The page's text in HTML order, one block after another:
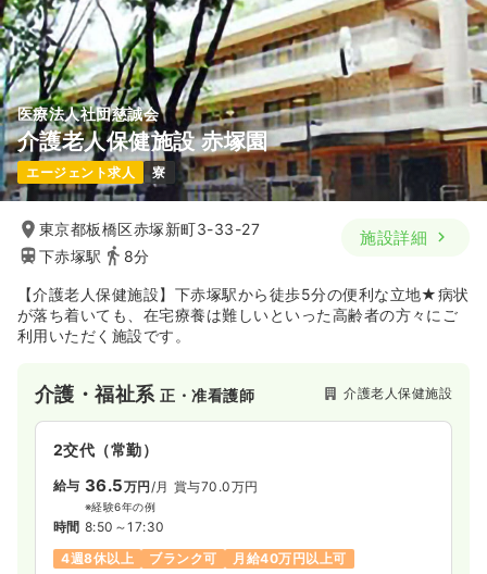
日曜休み
4週8休以上 担当業務未経験可
ブランク可
第二新卒可
月給25万円以上可
気になる 詳細を見る
内視鏡正看護師 一般病院
日勤のみ（常勤）
給与 24.4万円/月 賞与3.7ヶ月
※経験3年の例
日祝休み
4週8休以上 担当業務未経験可
ブランク可
第二新卒可
月給25万円以上可
ICU系 正看護師
2交代（常勤）
※経験3年の例
医療法人社団慈誠会
介護老人保健施設 赤塚園
エージェント求人 寮
東京都板橋区赤塚新町3-33-27
下赤塚駅
8分
施設詳細
【介護老人保健施設】下赤塚駅から徒歩5分の便利な立地★病状
が落ち着いても、在宅療養は難しいといった高齢者の方々にご
利用いただく施設です。
介護・福祉系正・准看護師 介護老人保健施設
2交代（常勤）
給与 36.5万円 /月 賞与70.0万円
※経験6年の例
時間 8:50～17:30
4週8休以上
ブランク可 月給40万円以上可